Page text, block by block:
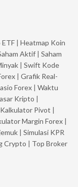
ETF | Heatmap Koin
Aktif | Saham
| Swift Kode
| Grafik Real-
Forex | Waktu
Kripto |
Kalkulator Pivot |
Margin Forex |
| Simulasi KPR
Crypto | Top Broker